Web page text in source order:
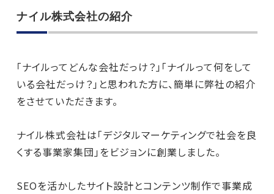
ナイル株式会社の紹介
「ナイルってどんな会社だっけ？」「ナイルって何をして
いる会社だっけ？」と思われた方に、簡単に弊社の紹介
をさせていただきます。
ナイル株式会社は「デジタルマーケティングで社会を良
くする事業家集団」をビジョンに創業しました。
SEOを活かしたサイト設計とコンテンツ制作で事業成